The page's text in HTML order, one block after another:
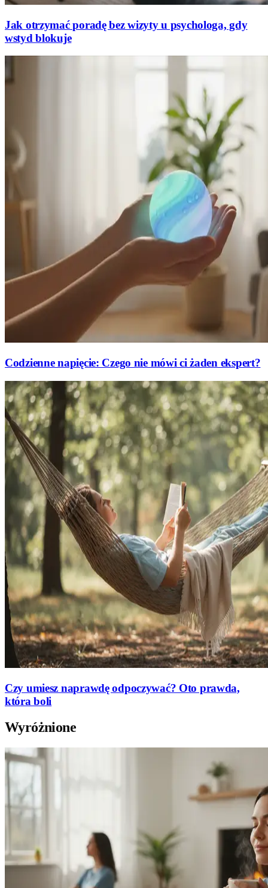
Jak otrzymać poradę bez wizyty u psychologa, gdy
wstyd blokuje
Codzienne napięcie: Czego nie mówi ci żaden ekspert?
Czy umiesz naprawdę odpoczywać? Oto prawda,
która boli
Wyróżnione